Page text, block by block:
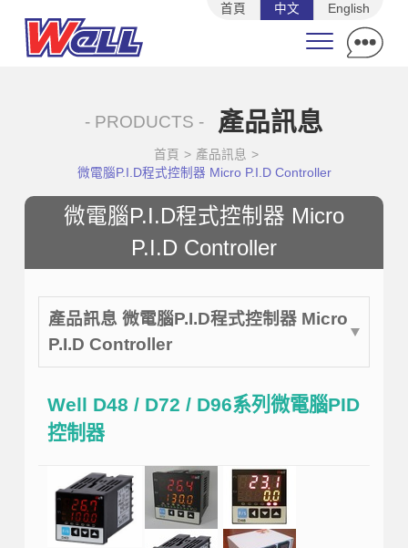
首頁 中文 English
- PRODUCTS - 產品訊息
首頁 > 產品訊息 >
微電腦P.I.D程式控制器 Micro P.I.D Controller
微電腦P.I.D程式控制器 Micro
P.I.D Controller
產品訊息 微電腦P.I.D程式控制器 Micro
P.I.D Controller
Well D48 / D72 / D96系列微電腦PID
控制器